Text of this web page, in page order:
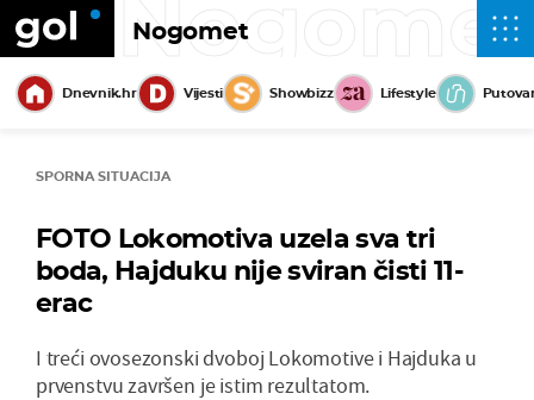
Nogomet
Dnevnik.hr Vijesti Showbizz Lifestyle
SPORNA SITUACIJA
FOTO Lokomotiva uzela sva tri
boda, Hajduku nije sviran čisti 11-
erac
I treći ovosezonski dvoboj Lokomotive i Hajduka u
prvenstvu završen je istim rezultatom.